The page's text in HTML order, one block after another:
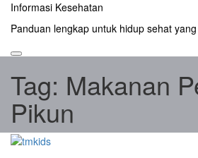
Skip
content
Informasi Kesehatan
Panduan lengkap untuk hidup sehat
Tag: Makanan
Pikun